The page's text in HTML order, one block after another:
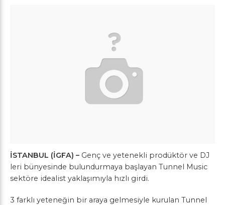
İSTANBUL (İGFA) – Genç ve yetenekli prodüktör ve DJ
leri bünyesinde bulundurmaya başlayan Tunnel Music
sektöre idealist yaklaşımıyla hızlı girdi.
3 farklı yeteneğin bir araya gelmesiyle kurulan Tunnel